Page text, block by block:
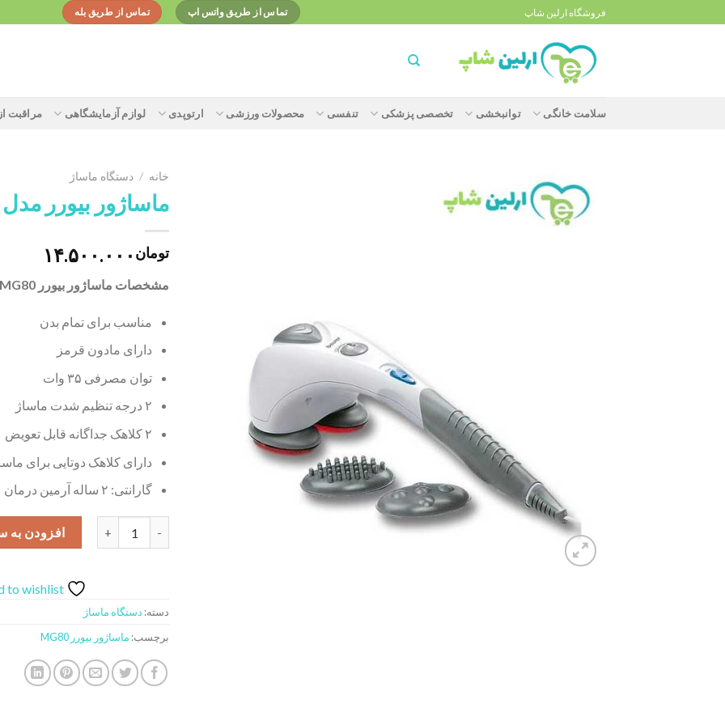
to
فروشگاه ارلین شاپ تماس از طریق واتس اپ تماس از طریق بله
سلامت خانگی توانبخشی تخصصی پزشکی تنفسی محصولات ورزشی ارتوپدی لوازم آزمایشگاهی مراقبت
خانه / دستگاه ماساژ
ماساژور بیورر مدل MG80
تومان ۱۴.۵۰۰.۰۰۰
مشخصات ماساژور بیورر MG80:
مناسب برای تمام بدن
دارای مادون قرمز
توان مصرفی ۳۵ وات
۲ درجه تنظیم شدت ماساژ
۲ کلاهک جداگانه قابل تعویض
دارای کلاهک دوتایی برای
گارانتی: ۲ ساله آرمین درمان
افزودن به
to wishlist
دسته: دستگاه ماساژ
برچسب: ماساژور بیورر MG80